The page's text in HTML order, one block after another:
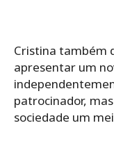
Cristina também
apresentar um
patrocinador,
sociedade um